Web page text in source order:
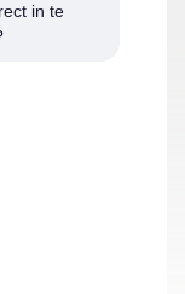
in te